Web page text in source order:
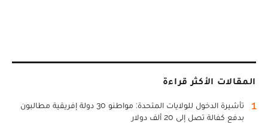
المقالات الأكثر قراءة
1
تأشيرة الدخول للولايات المتحدة: مواطنو 30 دولة إفريقية مطالبون
بدفع كفالة تصل إلى 20 ألف دولار